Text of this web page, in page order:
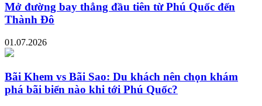
Mở đường bay thẳng đầu tiên từ Phú Quốc đến
Thành Đô
01.07.2026
Bãi Khem vs Bãi Sao: Du khách nên chọn khám
phá bãi biển nào khi tới Phú Quốc?